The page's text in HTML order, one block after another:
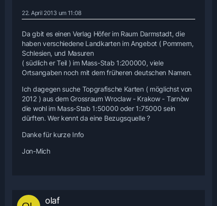
22. April 2013 um 11:08
Da gbit es einen Verlag Höfer im Raum Darmstadt, die
haben verschiedene Landkarten im Angebot ( Pommern,
Schlesien, und Masuren
( südlich er Teil ) im Mass-Stab 1:200000, viele
Ortsangaben noch mit dem früheren deutschen Namen.
Ich dagegen suche Topgrafische Karten ( möglichst von
2012 ) aus dem Grossraum Wroclaw - Krakow - Tarnòw
die wohl im Mass-Stab 1:50000 oder 1:75000 sein
dürften. Wer kennt da eine Bezugsquelle ?
Danke für kurze Info
Jon-Mich
olaf